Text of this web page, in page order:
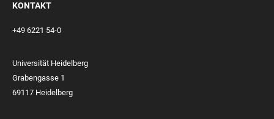
KONTAKT
+49 6221 54-0
Universität Heidelberg
Grabengasse 1
69117 Heidelberg